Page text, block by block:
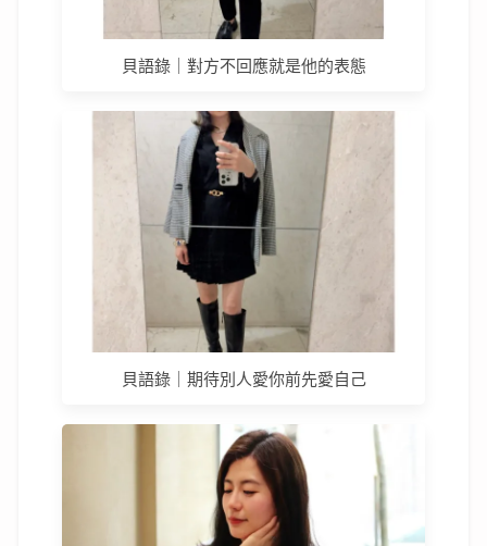
貝語錄｜對方不回應就是他的表態
貝語錄｜期待別人愛你前先愛自己